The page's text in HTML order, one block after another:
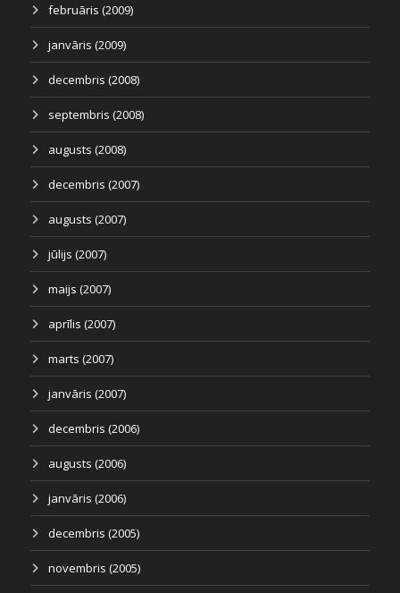
februāris (2009)
janvāris (2009)
decembris (2008)
septembris (2008)
augusts (2008)
decembris (2007)
augusts (2007)
jūlijs (2007)
maijs (2007)
aprīlis (2007)
marts (2007)
janvāris (2007)
decembris (2006)
augusts (2006)
janvāris (2006)
decembris (2005)
novembris (2005)